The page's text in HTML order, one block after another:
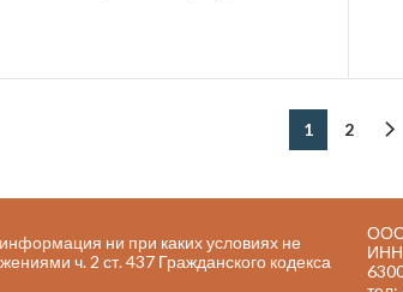
1 2
ни при каких условиях не
ч. 2 ст. 437 Гражданского кодекса
ООО
ИНН